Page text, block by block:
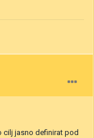
cilj jasno definirat pod